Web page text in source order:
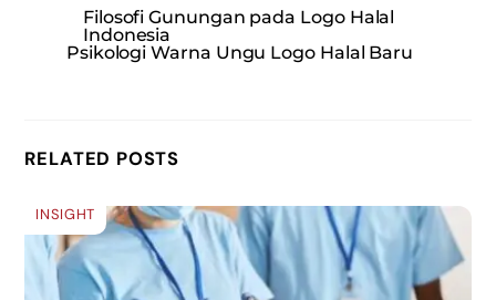
Filosofi Gunungan pada Logo Halal
Indonesia
Psikologi Warna Ungu Logo Halal Baru
RELATED POSTS
INSIGHT